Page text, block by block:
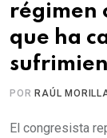
régimen
que ha
POR RAÚL
El congresista